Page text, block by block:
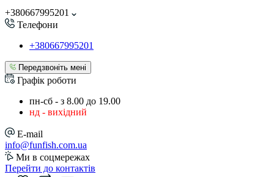
+380667995201
Телефони
+380667995201
Передзвоніть мені
Графік роботи
пн-сб - з 8.00 до 19.00
нд - вихідний
E-mail
info@funfish.com.ua
Ми в соцмережах
Перейти до контактів